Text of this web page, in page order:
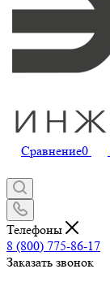
Сравнение0
Телефоны
8 (800) 775-86-17
Заказать звонок